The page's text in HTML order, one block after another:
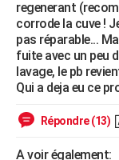
Art de vivre
Bien-être
Loisirs
Mode
Modes de vie
SANTE
Alimentation
Guide de la santé
Maladies
Médicaments
Sommeil
VOYAGE
Destinations
City break
Voyage nature
Voyage de noces
Forum
Climat
regenerant
corrode la cuve !
pas réparable...
fuite avec un peu
lavage, le pb
Qui a deja eu ce
Répondre (13)
A voir également: